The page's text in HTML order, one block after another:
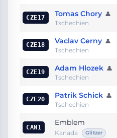
CZE17 Tomas Chory 👤
Tschechien
CZE18 Vaclav Cerny 👤
Tschechien
CZE19 Adam Hlozek 👤
Tschechien
CZE20 Patrik Schick 👤
Tschechien
CAN1
Emblem
Kanada Glitzer